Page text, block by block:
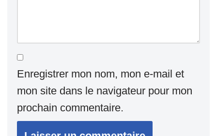
Enregistrer mon nom, mon e-mail et
mon site dans le navigateur pour mon
prochain commentaire.